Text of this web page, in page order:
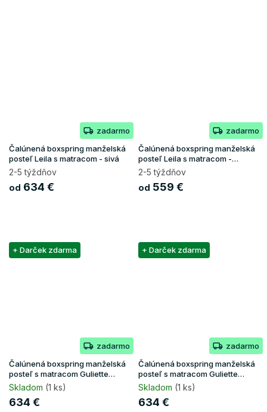
zadarmo
Čalúnená boxspring manželská
posteľ Leila s matracom - sivá
2-5 týždňov
od 634 €
zadarmo
Čalúnená boxspring manželská
posteľ Leila s matracom -
tmavomodrá
2-5 týždňov
od 559 €
+ Darček zdarma
zadarmo
Čalúnená boxspring manželská
posteľ s matracom Guliette
160x200 - béžová
Skladom (1 ks)
634 €
+ Darček zdarma
zadarmo
Čalúnená boxspring manželská
posteľ s matracom Guliette
160x200 - sivá
Skladom (1 ks)
634 €